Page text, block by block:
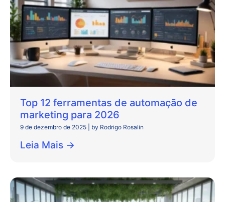
Top 12 ferramentas de automação de
marketing para 2026
9 de dezembro de 2025 by Rodrigo Rosalin
Leia Mais →